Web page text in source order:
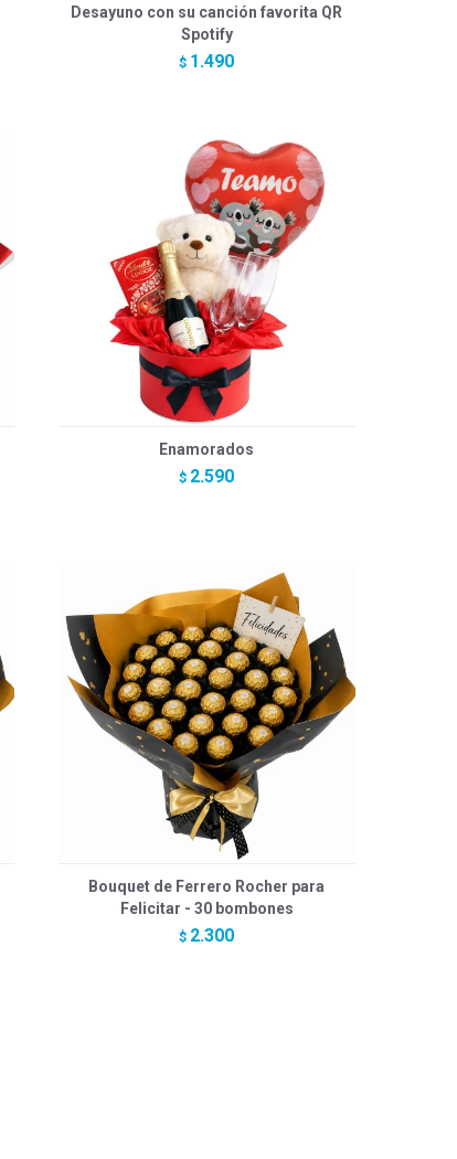
Desayuno con su canción favorita QR
Spotify
$ 1.490
Enamorados
$ 2.590
Bouquet de Ferrero Rocher para
Felicitar - 30 bombones
$ 2.300